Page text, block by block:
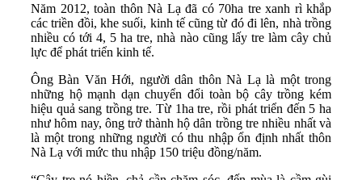
Năm 2012, toàn thôn Nà Lạ đã có 70ha tre xanh rì khắp
các triền đồi, khe suối, kinh tế cũng từ đó đi lên, nhà trồng
nhiều có tới 4, 5 ha tre, nhà nào cũng lấy tre làm cây chủ
lực để phát triển kinh tế.
Ông Bàn Văn Hới, người dân thôn Nà Lạ là một trong
những hộ mạnh dạn chuyển đổi toàn bộ cây trồng kém
hiệu quả sang trồng tre. Từ 1ha tre, rồi phát triển đến 5 ha
như hôm nay, ông trở thành hộ dân trồng tre nhiều nhất và
là một trong những người có thu nhập ổn định nhất thôn
Nà Lạ với mức thu nhập 150 triệu đồng/năm.